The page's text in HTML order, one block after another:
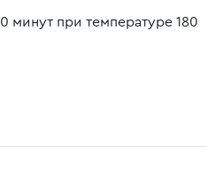
минут при температуре 180